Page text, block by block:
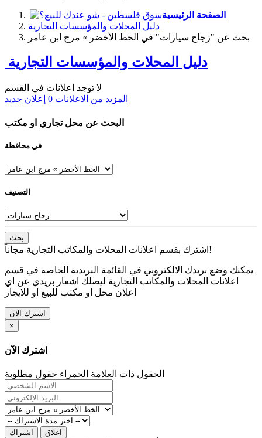
الصفحة الرئيسية
دليل المحلات والمؤسسات التجارية
بحث عن "زجاج سيارات" في الخط الأخضر » مرج ابن عامر
دليل المحلات والمؤسسات التجارية
لا توجد اعلانات في القسم
المزيد من الاعلانات 0 إعلان جديد
البحث عن محل تجاري او مكتب
في محافظة
التصنيف
بحث
اشترك بقسم اعلانات المحلات والمكاتب التجارية مجاناً!
يمكنك وضع بريدك الالكتروني في القائمة البريدية الخاصة في قسم
اعلانات المحلات والمكاتب التجارية ليصلك اشعار بريدي عن اي
اعلان محل او مكتب للبيع او للايجار
اشترك الآن
×
اشترك الآن
الحقول ذات العلامة الحمراء حقول مطلوبة
اشتراك اغلاق